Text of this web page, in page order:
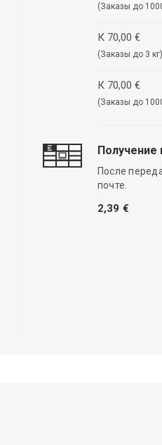
(Заказы до
К 70,00 €
(Заказы до 3 кг)
К 70,00 €
(Заказы до
Получение
После
почте.
2,39 €